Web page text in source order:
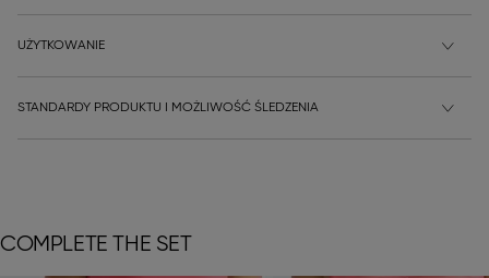
UŻYTKOWANIE
STANDARDY PRODUKTU I MOŻLIWOŚĆ ŚLEDZENIA
COMPLETE THE SET